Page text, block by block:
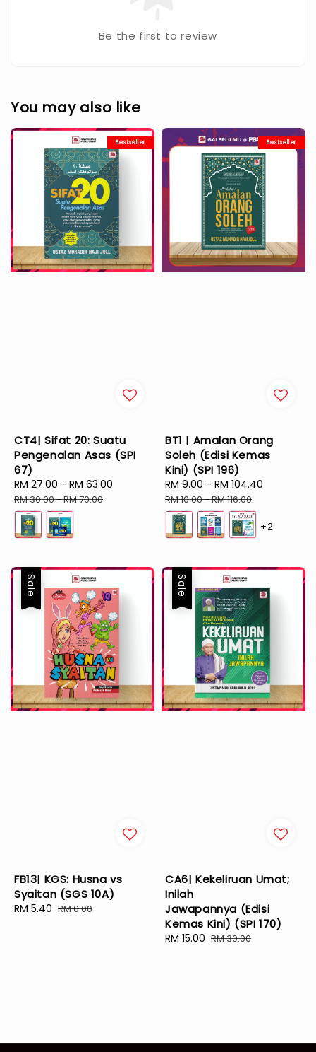
Be the first to review
You may also like
Bestseller
CT4| Sifat 20: Suatu
Pengenalan Asas (SPI
67)
Sale
price
RM 27.00 - RM 63.00
RM 30.00-RM 70.00
Bestseller
BT1 | Amalan Orang
Soleh (Edisi Kemas
Kini) (SPI 196)
Sale
price
RM 9.00 - RM 104.40
RM 10.00-RM 116.00
+2
Sale
FB13| KGS: Husna vs
Syaitan (SGS 10A)
Sale
RM 5.40 Regular
RM 6.00
Sale
CA6| Kekeliruan Umat;
Inilah
Jawapannya (Edisi
Kemas Kini) (SPI 170)
Sale
RM 15.00 Regular
RM 30.00